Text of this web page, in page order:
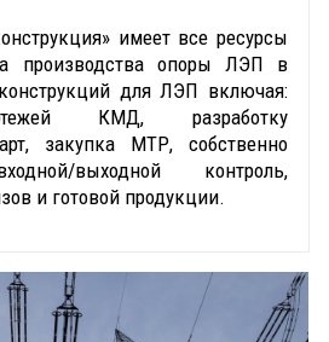
имеет все ресурсы
производства опоры ЛЭП в
для ЛЭП включая:
КМД, разработку
закупка МТР, собственно
выходной контроль,
и готовой продукции.